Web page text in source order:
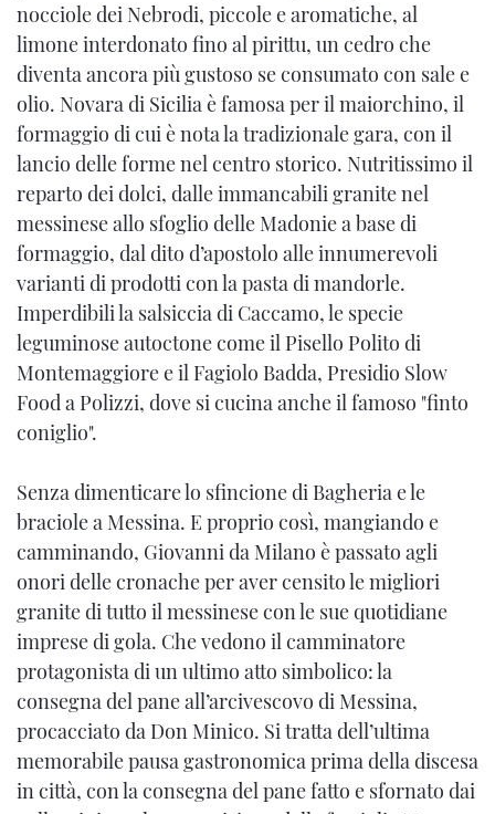
nocciole dei Nebrodi, piccole e aromatiche, al
limone interdonato fino al pirittu, un cedro che
diventa ancora più gustoso se consumato con sale e
olio. Novara di Sicilia è famosa per il maiorchino, il
formaggio di cui è nota la tradizionale gara, con il
lancio delle forme nel centro storico. Nutritissimo il
reparto dei dolci, dalle immancabili granite nel
messinese allo sfoglio delle Madonie a base di
formaggio, dal dito d’apostolo alle innumerevoli
varianti di prodotti con la pasta di mandorle.
Imperdibili la salsiccia di Caccamo, le specie
leguminose autoctone come il Pisello Polito di
Montemaggiore e il Fagiolo Badda, Presidio Slow
Food a Polizzi, dove si cucina anche il famoso "finto
coniglio".
Senza dimenticare lo sfincione di Bagheria e le
braciole a Messina. E proprio così, mangiando e
camminando, Giovanni da Milano è passato agli
onori delle cronache per aver censito le migliori
granite di tutto il messinese con le sue quotidiane
imprese di gola. Che vedono il camminatore
protagonista di un ultimo atto simbolico: la
consegna del pane all’arcivescovo di Messina,
procacciato da Don Minico. Si tratta dell’ultima
memorabile pausa gastronomica prima della discesa
in città, con la consegna del pane fatto e sfornato dai